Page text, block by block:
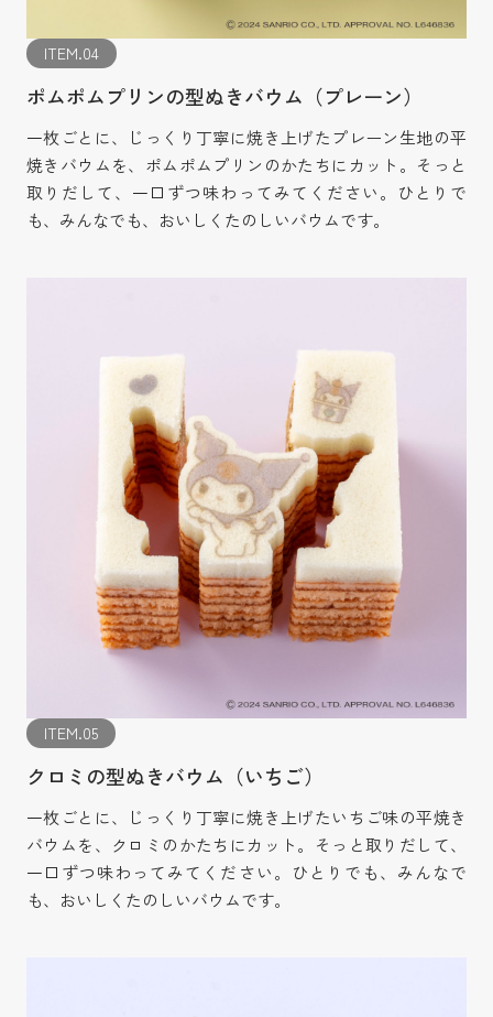
ITEM.04
ポムポムプリンの型ぬきバウム（プレーン）
一枚ごとに、じっくり丁寧に焼き上げたプレーン生地の平
焼きバウムを、ポムポムプリンのかたちにカット。そっと
取りだして、一口ずつ味わってみてください。ひとりで
も、みんなでも、おいしくたのしいバウムです。
ITEM.05
クロミの型ぬきバウム（いちご）
一枚ごとに、じっくり丁寧に焼き上げたいちご味の平焼き
バウムを、クロミのかたちにカット。そっと取りだして、
一口ずつ味わってみてください。ひとりでも、みんなで
も、おいしくたのしいバウムです。